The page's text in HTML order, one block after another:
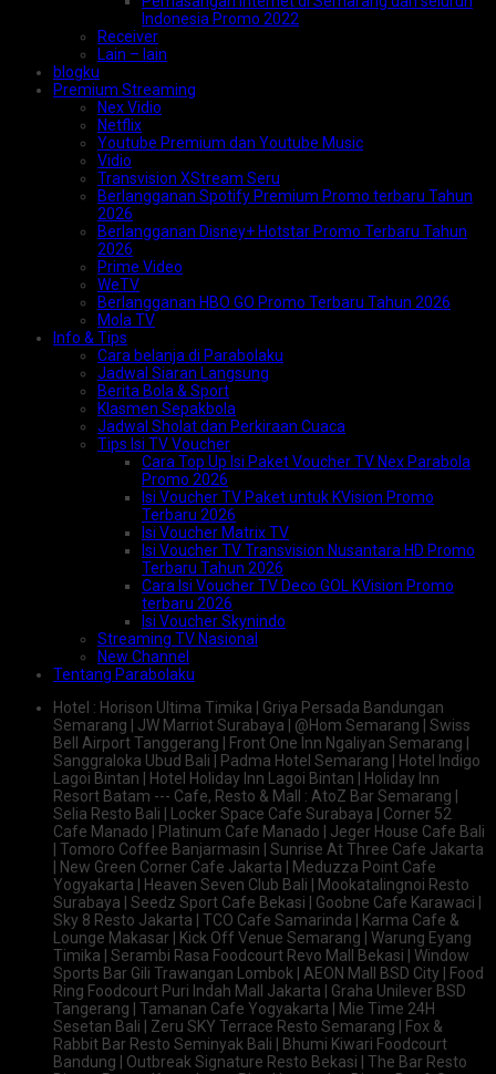
Indonesia Promo 2022
Receiver
Lain – lain
blogku
Premium Streaming
Nex Vidio
Netflix
Youtube Premium dan Youtube Music
Vidio
Transvision XStream Seru
Berlangganan Spotify Premium Promo terbaru Tahun
2026
Berlangganan Disney+ Hotstar Promo Terbaru Tahun
2026
Prime Video
WeTV
Berlangganan HBO GO Promo Terbaru Tahun 2026
Mola TV
Info & Tips
Cara belanja di Parabolaku
Jadwal Siaran Langsung
Berita Bola & Sport
Klasmen Sepakbola
Jadwal Sholat dan Perkiraan Cuaca
Tips Isi TV Voucher
Cara Top Up Isi Paket Voucher TV Nex Parabola
Promo 2026
Isi Voucher TV Paket untuk KVision Promo
Terbaru 2026
Isi Voucher Matrix TV
Isi Voucher TV Transvision Nusantara HD Promo
Terbaru Tahun 2026
Cara Isi Voucher TV Deco GOL KVision Promo
terbaru 2026
Isi Voucher Skynindo
Streaming TV Nasional
New Channel
Tentang Parabolaku
Hotel : Horison Ultima Timika | Griya Persada Bandungan
Semarang | JW Marriot Surabaya | @Hom Semarang | Swiss
Bell Airport Tanggerang | Front One Inn Ngaliyan Semarang |
Sanggraloka Ubud Bali | Padma Hotel Semarang | Hotel Indigo
Lagoi Bintan | Hotel Holiday Inn Lagoi Bintan | Holiday Inn
Resort Batam --- Cafe, Resto & Mall : AtoZ Bar Semarang |
Selia Resto Bali | Locker Space Cafe Surabaya | Corner 52
Cafe Manado | Platinum Cafe Manado | Jeger House Cafe Bali
| Tomoro Coffee Banjarmasin | Sunrise At Three Cafe Jakarta
| New Green Corner Cafe Jakarta | Meduzza Point Cafe
Yogyakarta | Heaven Seven Club Bali | Mookatalingnoi Resto
Surabaya | Seedz Sport Cafe Bekasi | Goobne Cafe Karawaci |
Sky 8 Resto Jakarta | TCO Cafe Samarinda | Karma Cafe &
Lounge Makasar | Kick Off Venue Semarang | Warung Eyang
Timika | Serambi Rasa Foodcourt Revo Mall Bekasi | Window
Sports Bar Gili Trawangan Lombok | AEON Mall BSD City | Food
Ring Foodcourt Puri Indah Mall Jakarta | Graha Unilever BSD
Tangerang | Tamanan Cafe Yogyakarta | Mie Time 24H
Sesetan Bali | Zeru SKY Terrace Resto Semarang | Fox &
Rabbit Bar Resto Seminyak Bali | Bhumi Kiwari Foodcourt
Bandung | Outbreak Signature Resto Bekasi | The Bar Resto